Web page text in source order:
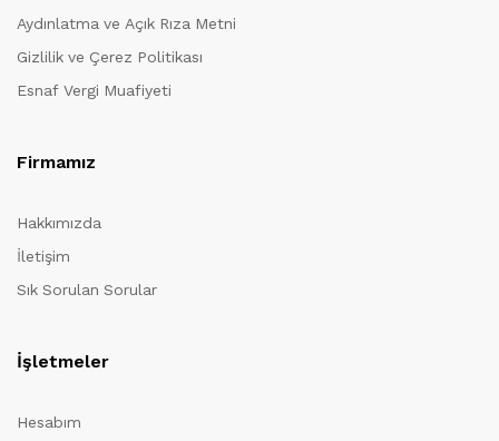
Aydınlatma ve Açık Rıza Metni
Gizlilik ve Çerez Politikası
Esnaf Vergi Muafiyeti
Firmamız
Hakkımızda
İletişim
Sık Sorulan Sorular
İşletmeler
Hesabım